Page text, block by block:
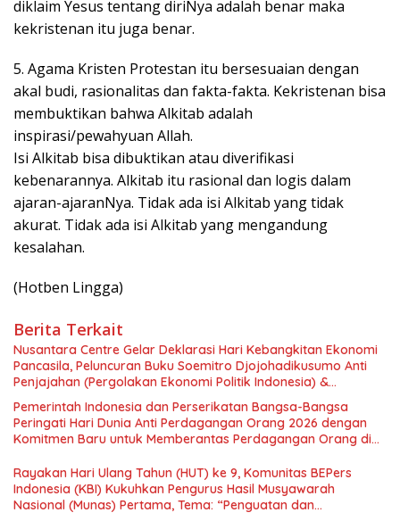
diklaim Yesus tentang diriNya adalah benar maka
kekristenan itu juga benar.
5. Agama Kristen Protestan itu bersesuaian dengan
akal budi, rasionalitas dan fakta-fakta. Kekristenan bisa
membuktikan bahwa Alkitab adalah
inspirasi/pewahyuan Allah.
Isi Alkitab bisa dibuktikan atau diverifikasi
kebenarannya. Alkitab itu rasional dan logis dalam
ajaran-ajaranNya. Tidak ada isi Alkitab yang tidak
akurat. Tidak ada isi Alkitab yang mengandung
kesalahan.
(Hotben Lingga)
Berita Terkait
Nusantara Centre Gelar Deklarasi Hari Kebangkitan Ekonomi
Pancasila, Peluncuran Buku Soemitro Djojohadikusumo Anti
Penjajahan (Pergolakan Ekonomi Politik Indonesia) &
Simposium Nasional “Urgensi Undang-Undang Perekonomian
Nasional dan Kesejahteraan Sosial dalam Menata Bangsa
Menuju Indonesia Emas 2045”,
Pemerintah Indonesia dan Perserikatan Bangsa-Bangsa
Peringati Hari Dunia Anti Perdagangan Orang 2026 dengan
Komitmen Baru untuk Memberantas Perdagangan Orang di
Rayakan Hari Ulang Tahun (HUT) ke 9, Komunitas BEPers
Indonesia (KBI) Kukuhkan Pengurus Hasil Musyawarah
Nasional (Munas) Pertama, Tema: “Penguatan dan